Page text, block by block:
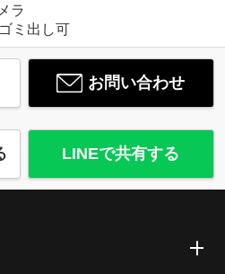
ラ
ミ出し可
お問い合わせ
LINEで共有する